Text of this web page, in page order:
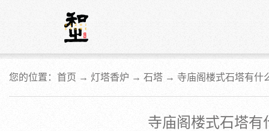
您的位置：首页 → 灯塔香炉 → 石塔 → 寺庙阁楼式石塔有什
寺庙阁楼式石塔有